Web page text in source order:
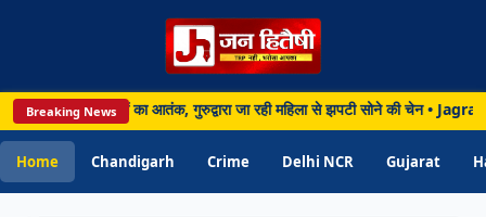
Breaking News
में बेखौफ लुटेरों का आतंक, गुरुद्वारा जा रही महिला से झपटी सोने की चेन •
Home Chandigarh Crime Delhi NCR Gujarat
10
कर्मियों
को
मिली
पदोन्नति